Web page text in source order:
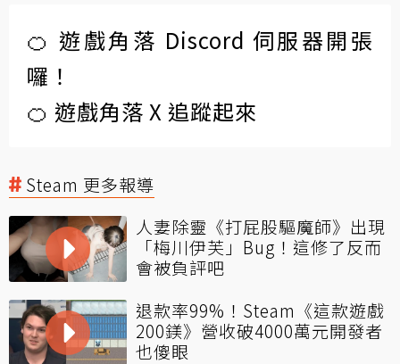
🍊 遊戲角落 Discord 伺服器開張
囉！
🍊 遊戲角落 X 追蹤起來
Steam 更多報導
人妻除靈《打屁股驅魔師》出現
「梅川伊芙」Bug！這修了反而
會被負評吧
退款率99%！Steam《這款遊戲
200鎂》營收破4000萬元開發者
也傻眼